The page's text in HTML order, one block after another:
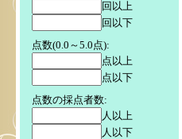
回以上
回以下
点数(0.0～5.0点):
点以上
点以下
点数の採点者数:
人以上
人以下